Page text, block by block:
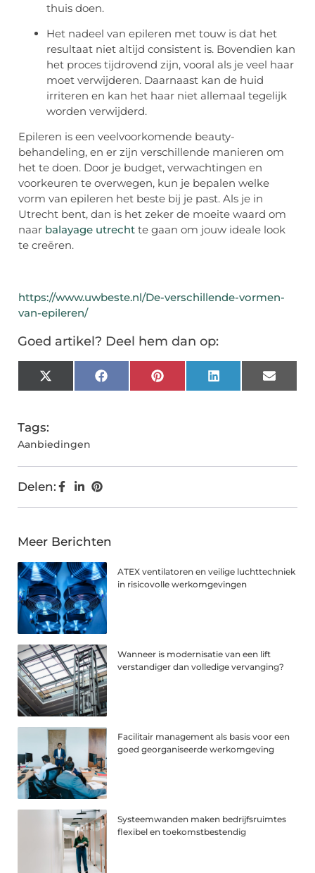
thuis doen.
Het nadeel van epileren met touw is dat het
resultaat niet altijd consistent is. Bovendien kan
het proces tijdrovend zijn, vooral als je veel haar
moet verwijderen. Daarnaast kan de huid
irriteren en kan het haar niet allemaal tegelijk
worden verwijderd.
Epileren is een veelvoorkomende beauty-
behandeling, en er zijn verschillende manieren om
het te doen. Door je budget, verwachtingen en
voorkeuren te overwegen, kun je bepalen welke
vorm van epileren het beste bij je past. Als je in
Utrecht bent, dan is het zeker de moeite waard om
naar balayage utrecht te gaan om jouw ideale look
te creëren.
https://www.uwbeste.nl/De-verschillende-vormen-
van-epileren/
Goed artikel? Deel hem dan op:
X
(Twitter)
FacebookPinterestLinkedInEmail
Tags:
Aanbiedingen
Delen:
Meer Berichten
ATEX ventilatoren en veilige luchttechniek
in risicovolle werkomgevingen
Wanneer is modernisatie van een lift
verstandiger dan volledige vervanging?
Facilitair management als basis voor een
goed georganiseerde werkomgeving
Systeemwanden maken bedrijfsruimtes
flexibel en toekomstbestendig